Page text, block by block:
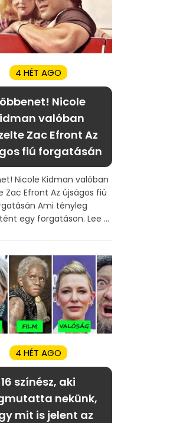
4 HÉT AGO
Nicole
valóban
Zac Efront Az
fiú forgatásán
Nicole Kidman valóban
Zac Efront Az újságos fiú
Ami tényleg
egy forgatáson. Lee ...
4 HÉT AGO
16 színész, aki
nekünk,
mit is jelent az